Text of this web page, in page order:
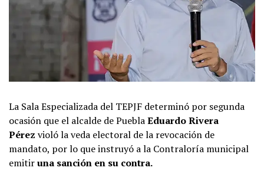
La Sala Especializada del TEPJF determinó por segunda
ocasión que el alcalde de PueblaEduardo Rivera
Pérez violó la veda electoral de la revocación de
mandato, por lo que instruyó a la Contraloría municipal
emitiruna sanción en su contra.